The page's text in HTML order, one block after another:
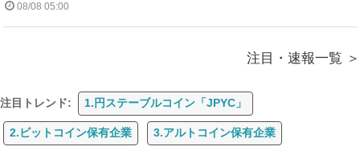
08/08 05:00
注目・速報一覧
注目トレンド: 1.円ステーブルコイン「JPYC」
2.ビットコイン保有企業 3.アルトコイン保有企業